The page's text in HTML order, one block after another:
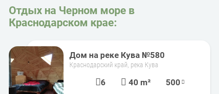
Отдых на Черном море в
Краснодарском крае:
Дом на реке Кува №580
Краснодарский край, река Кува
6 40 m² 500